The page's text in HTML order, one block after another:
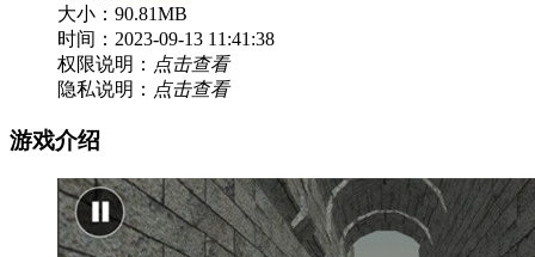
大小：90.81MB
时间：2023-09-13 11:41:38
权限说明： 点击查看
隐私说明： 点击查看
游戏介绍